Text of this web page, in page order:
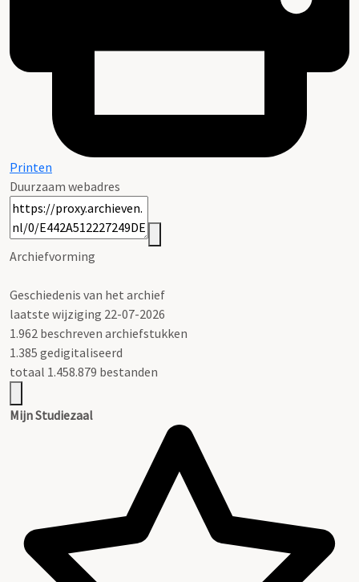
Printen
Duurzaam webadres
Archiefvorming
Geschiedenis van het archief
laatste wijziging 22-07-2026
1.962 beschreven archiefstukken
1.385 gedigitaliseerd
totaal 1.458.879 bestanden
Mijn Studiezaal